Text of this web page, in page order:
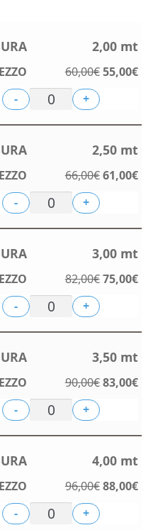
da
55,00€
110,00€
2,00 mt
60,00€Il
era:
60,00€.
55,00€Il
è:
- +
2,50 mt
66,00€Il
era:
66,00€.
61,00€Il
è:
- +
3,00 mt
82,00€Il
era:
82,00€.
75,00€Il
è:
- +
3,50 mt
90,00€Il
era:
90,00€.
83,00€Il
è:
- +
4,00 mt
96,00€Il
88,00€Il
- +